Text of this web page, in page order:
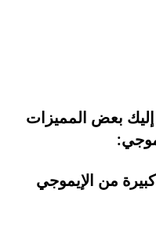
إليك بعض المميزات
من الإيموجي